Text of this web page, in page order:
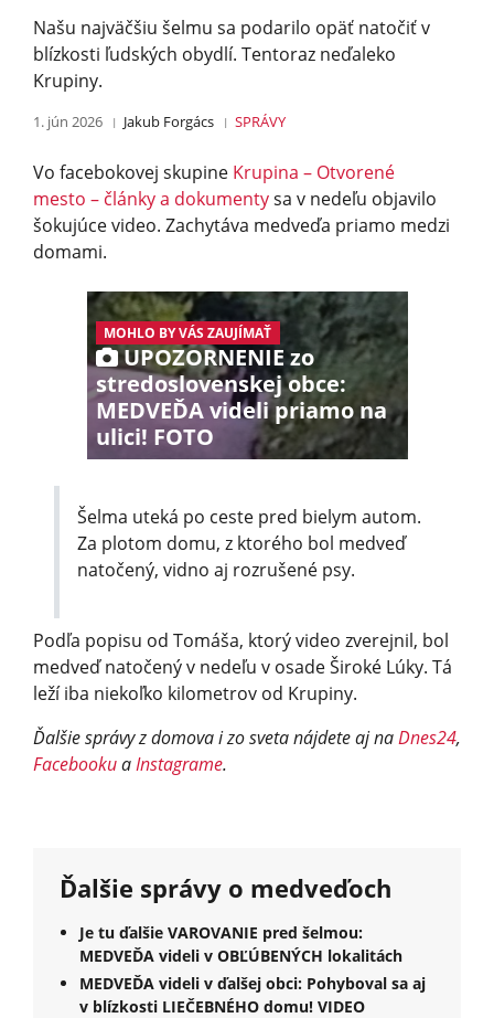
Našu najväčšiu šelmu sa podarilo opäť natočiť v
blízkosti ľudských obydlí. Tentoraz neďaleko
Krupiny.
1. jún 2026 Jakub Forgács SPRÁVY
Vo facebokovej skupine Krupina – Otvorené
mesto – články a dokumentysa v nedeľu objavilo
šokujúce video. Zachytáva medveďa priamo medzi
domami.
MOHLO BY VÁS ZAUJÍMAŤ
UPOZORNENIE zo
stredoslovenskej obce:
MEDVEĎA videli priamo na
ulici! FOTO
Šelma uteká po ceste pred bielym autom.
Za plotom domu, z ktorého bol medveď
natočený, vidno aj rozrušené psy.
Podľa popisu od Tomáša, ktorý video zverejnil, bol
medveď natočený v nedeľu v osade Široké Lúky. Tá
leží iba niekoľko kilometrov od Krupiny.
Ďalšie správy z domova i zo sveta nájdete aj naDnes24,
FacebookuaInstagrame.
Ďalšie správy o medveďoch
Je tu ďalšie VAROVANIE pred šelmou:
MEDVEĎA videli v OBĽÚBENÝCH lokalitách
MEDVEĎA videli v ďalšej obci: Pohyboval sa aj
v blízkosti LIEČEBNÉHO domu! VIDEO